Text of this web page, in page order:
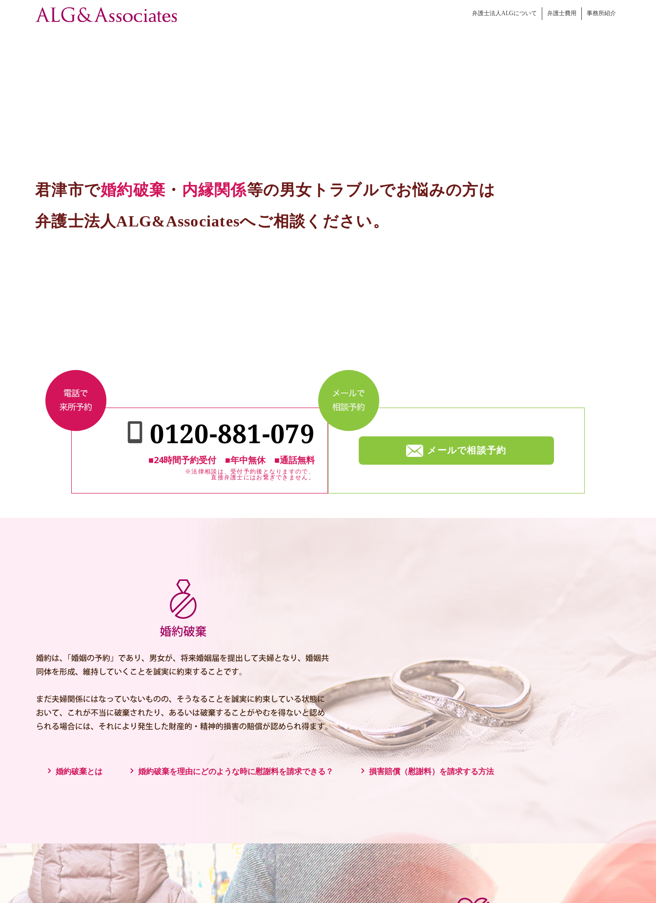
弁護士法人ALGについて 弁護士費用 事務所紹介
君津市で婚約破棄 ・ 内縁関係等の男女トラブルでお悩みの方は
弁護士法人ALG&Associatesへご相談ください。
0120-881-079
■24時間予約受付 ■年中無休 ■通話無料
※法律相談は、受付予約後となりますので、
直接弁護士にはお繋ぎできません。
メールで相談予約
婚約破棄とは 婚約破棄を理由にどのような時に慰謝料を請求できる？ 損害賠償（慰謝料）を請求する方法